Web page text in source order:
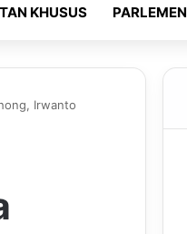
KHUSUS PARLEMEN
Irwanto